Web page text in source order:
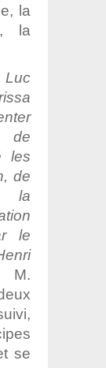
la
la
de
les
de
la
le
M.
se